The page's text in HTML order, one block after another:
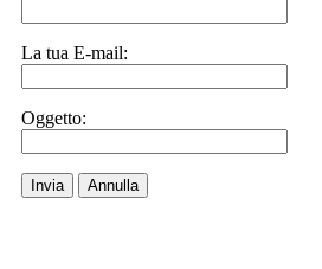
La tua E-mail:
Oggetto:
Invia Annulla